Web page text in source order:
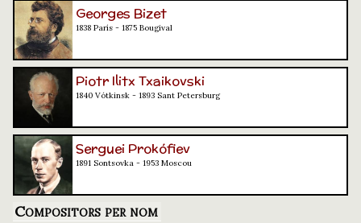
Georges Bizet
1838 París - 1875 Bougival
Piotr Ilitx Txaikovski
1840 Vótkinsk - 1893 Sant Petersburg
Serguei Prokófiev
1891 Sontsovka - 1953 Moscou
Compositors per nom